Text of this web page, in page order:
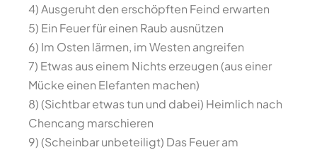
4) Ausgeruht den erschöpften Feind erwarten
5) Ein Feuer für einen Raub ausnützen
6) Im Osten lärmen, im Westen angreifen
7) Etwas aus einem Nichts erzeugen (aus einer
Mücke einen Elefanten machen)
8) (Sichtbar etwas tun und dabei) Heimlich nach
Chencang marschieren
9) (Scheinbar unbeteiligt) Das Feuer am